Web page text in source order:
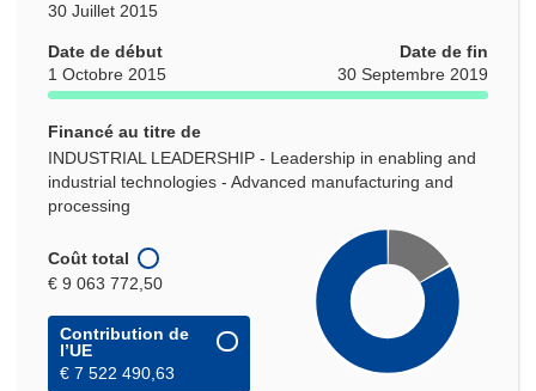
30 Juillet 2015
Date de début
1 Octobre 2015
Date de fin
30 Septembre 2019
Financé au titre de
INDUSTRIAL LEADERSHIP - Leadership in enabling and
industrial technologies - Advanced manufacturing and
processing
Coût total
€ 9 063 772,50
Contribution de
l’UE
€ 7 522 490,63